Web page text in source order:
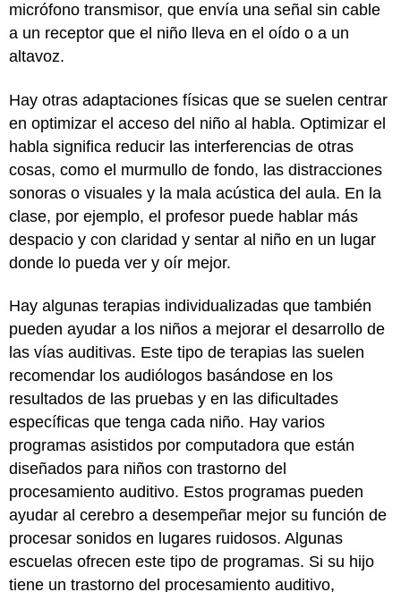
micrófono transmisor, que envía una señal sin cable
a un receptor que el niño lleva en el oído o a un
altavoz.
Hay otras adaptaciones físicas que se suelen centrar
en optimizar el acceso del niño al habla. Optimizar el
habla significa reducir las interferencias de otras
cosas, como el murmullo de fondo, las distracciones
sonoras o visuales y la mala acústica del aula. En la
clase, por ejemplo, el profesor puede hablar más
despacio y con claridad y sentar al niño en un lugar
donde lo pueda ver y oír mejor.
Hay algunas terapias individualizadas que también
pueden ayudar a los niños a mejorar el desarrollo de
las vías auditivas. Este tipo de terapias las suelen
recomendar los audiólogos basándose en los
resultados de las pruebas y en las dificultades
específicas que tenga cada niño. Hay varios
programas asistidos por computadora que están
diseñados para niños con trastorno del
procesamiento auditivo. Estos programas pueden
ayudar al cerebro a desempeñar mejor su función de
procesar sonidos en lugares ruidosos. Algunas
escuelas ofrecen este tipo de programas. Si su hijo
tiene un trastorno del procesamiento auditivo,